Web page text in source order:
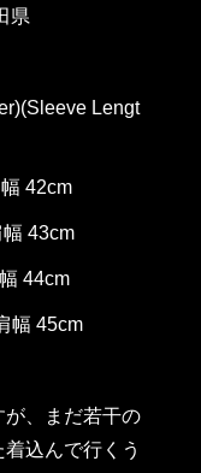
県
Lengt
42cm
43cm
44cm
幅 45cm
が、まだ若干の
込んで行くう